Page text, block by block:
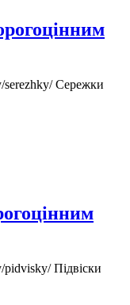
serezhky/Сережки
pidvisky/Підвіски